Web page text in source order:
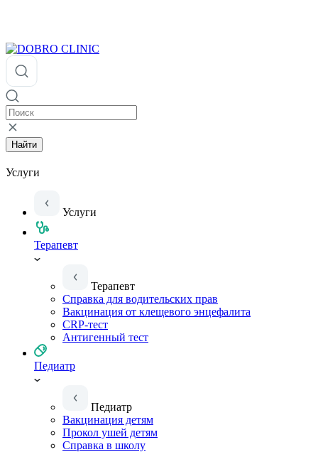
Найти
Услуги
Услуги
Терапевт
Терапевт
Справка для водительских прав
Вакцинация от клещевого энцефалита
CRP-тест
Антигенный тест
Педиатр
Педиатр
Вакцинация детям
Прокол ушей детям
Справка в школу